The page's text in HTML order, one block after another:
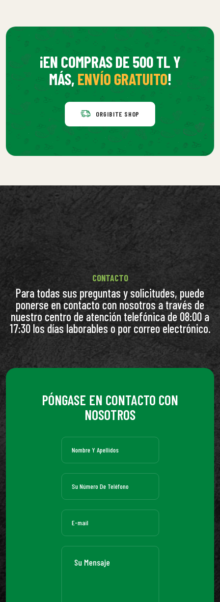
¡EN COMPRAS DE 500 TL Y
MÁS, ENVÍO GRATUITO!
ORGIBITE SHOP
CONTACTO
Para todas sus preguntas y solicitudes, puede
ponerse en contacto con nosotros a través de
nuestro centro de atención telefónica de 08:00 a
17:30 los días laborables o por correo electrónico.
PÓNGASE EN CONTACTO CON
NOSOTROS